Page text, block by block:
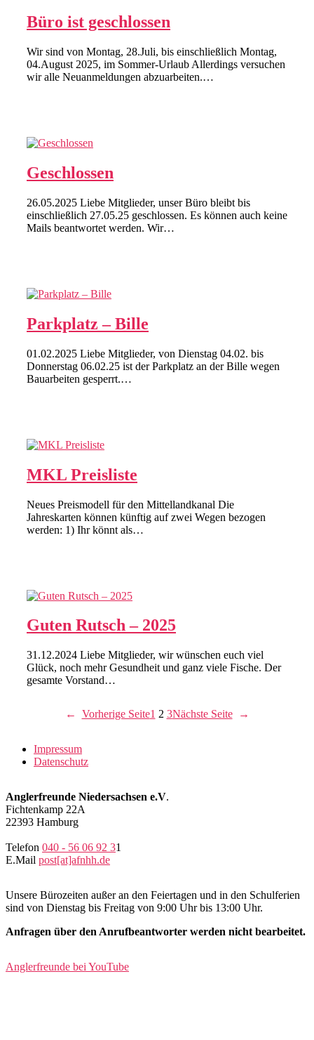
Büro ist geschlossen
Wir sind von Montag, 28.Juli, bis einschließlich Montag,
04.August 2025, im Sommer-Urlaub Allerdings versuchen
wir alle Neuanmeldungen abzuarbeiten.…
Geschlossen
26.05.2025 Liebe Mitglieder, unser Büro bleibt bis
einschließlich 27.05.25 geschlossen. Es können auch keine
Mails beantwortet werden. Wir…
Parkplatz – Bille
01.02.2025 Liebe Mitglieder, von Dienstag 04.02. bis
Donnerstag 06.02.25 ist der Parkplatz an der Bille wegen
Bauarbeiten gesperrt.…
MKL Preisliste
Neues Preismodell für den Mittellandkanal Die
Jahreskarten können künftig auf zwei Wegen bezogen
werden: 1) Ihr könnt als…
Guten Rutsch – 2025
31.12.2024 Liebe Mitglieder, wir wünschen euch viel
Glück, noch mehr Gesundheit und ganz viele Fische. Der
gesamte Vorstand…
← Vorherige Seite1 2 3Nächste Seite →
Impressum
Datenschutz
Anglerfreunde Niedersachsen e.V.
Fichtenkamp 22A
22393 Hamburg
Telefon 040 - 56 06 92 31
E.Mail post[at]afnhh.de
Unsere Bürozeiten außer an den Feiertagen und in den Schulferien
sind von Dienstag bis Freitag von 9:00 Uhr bis 13:00 Uhr.
Anfragen über den Anrufbeantworter werden nicht bearbeitet.
Anglerfreunde bei YouTube